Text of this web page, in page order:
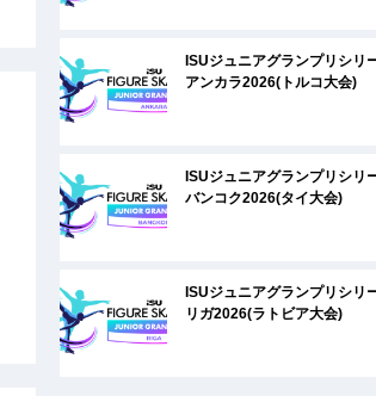
ISUジュニアグランプリシリ
アンカラ2026(トルコ大会)
ISUジュニアグランプリシリ
バンコク2026(タイ大会)
ISUジュニアグランプリシリ
リガ2026(ラトビア大会)